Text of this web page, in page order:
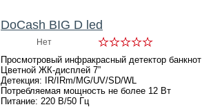
DoCash BIG D led
Нет
Просмотровый инфракрасный детектор банкнот
Цветной ЖК-дисплей 7”
Детекция: IR/IRm/MG/UV/SD/WL
Потребляемая мощность не более 12 Вт
Питание: 220 В/50 Гц